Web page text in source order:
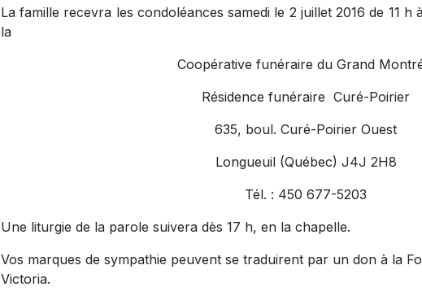
La famille recevra les condoléances samedi le 2 juillet 2016 de 11 h
la
Coopérative funéraire du Grand
Résidence funéraire Curé-Poirier
635, boul. Curé-Poirier Ouest
Longueuil (Québec) J4J 2H8
Tél. : 450 677-5203
Une liturgie de la parole suivera dès 17 h, en la chapelle.
Vos marques de sympathie peuvent se traduirent par un don à la
Victoria.